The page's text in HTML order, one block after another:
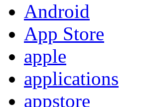
Android
App Store
apple
applications
appstore